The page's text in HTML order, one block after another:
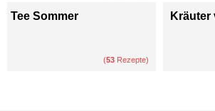
Tee Sommer
(53 Rezepte)
Kräuter